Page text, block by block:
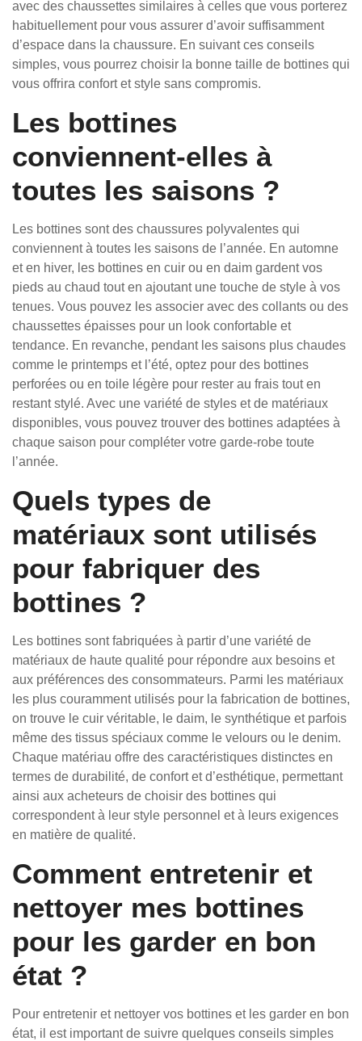
avec des chaussettes similaires à celles que vous porterez
habituellement pour vous assurer d’avoir suffisamment
d’espace dans la chaussure. En suivant ces conseils
simples, vous pourrez choisir la bonne taille de bottines qui
vous offrira confort et style sans compromis.
Les bottines
conviennent-elles à
toutes les saisons ?
Les bottines sont des chaussures polyvalentes qui
conviennent à toutes les saisons de l’année. En automne
et en hiver, les bottines en cuir ou en daim gardent vos
pieds au chaud tout en ajoutant une touche de style à vos
tenues. Vous pouvez les associer avec des collants ou des
chaussettes épaisses pour un look confortable et
tendance. En revanche, pendant les saisons plus chaudes
comme le printemps et l’été, optez pour des bottines
perforées ou en toile légère pour rester au frais tout en
restant stylé. Avec une variété de styles et de matériaux
disponibles, vous pouvez trouver des bottines adaptées à
chaque saison pour compléter votre garde-robe toute
l’année.
Quels types de
matériaux sont utilisés
pour fabriquer des
bottines ?
Les bottines sont fabriquées à partir d’une variété de
matériaux de haute qualité pour répondre aux besoins et
aux préférences des consommateurs. Parmi les matériaux
les plus couramment utilisés pour la fabrication de bottines,
on trouve le cuir véritable, le daim, le synthétique et parfois
même des tissus spéciaux comme le velours ou le denim.
Chaque matériau offre des caractéristiques distinctes en
termes de durabilité, de confort et d’esthétique, permettant
ainsi aux acheteurs de choisir des bottines qui
correspondent à leur style personnel et à leurs exigences
en matière de qualité.
Comment entretenir et
nettoyer mes bottines
pour les garder en bon
état ?
Pour entretenir et nettoyer vos bottines et les garder en bon
état, il est important de suivre quelques conseils simples